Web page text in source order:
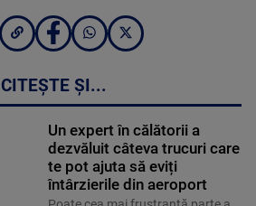
CITEȘTE ȘI...
Un expert în călătorii a
dezvăluit câteva trucuri care
te pot ajuta să eviți
întârzierile din aeroport